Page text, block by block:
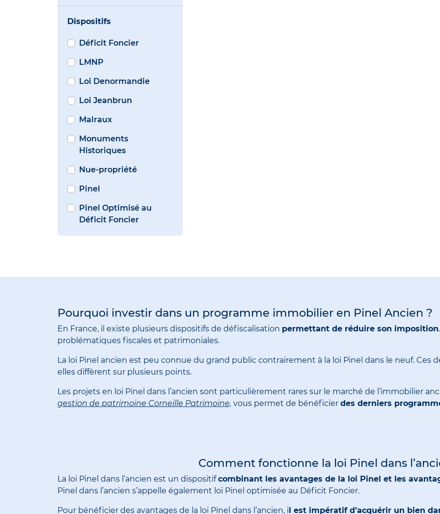
Dispositifs
Déficit Foncier
LMNP
Loi Denormandie
Loi Jeanbrun
Malraux
Monuments
Historiques
Nue-propriété
Pinel
Pinel Optimisé au
Déficit Foncier
Pourquoi investir dans un programme immobilier en Pinel Ancien ?
En France, il existe plusieurs dispositifs de défiscalisation permettant de réduire son imposition
problématiques fiscales et patrimoniales.
La loi Pinel ancien est peu connue du grand public contrairement à la loi Pinel dans le neuf. Ces
elles diffèrent sur plusieurs points.
Les projets en loi Pinel dans l’ancien sont particulièrement rares sur le marché de l’immobilier
gestion de patrimoine Corneille Patrimoine, vous permet de bénéficier des derniers
Comment fonctionne la loi Pinel dans
La loi Pinel dans l’ancien est un dispositifcombinant les avantages de la loi Pinel et les
Pinel dans l’ancien s’appelle également loi Pinel optimisée au Déficit Foncier.
Pour bénéficier des avantages de la loi Pinel dans l’ancien, il est impératif d’acquérir un bien